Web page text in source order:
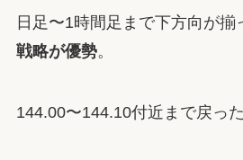
日足〜1時間足まで下方向が揃
戦略が優勢。
144.00〜144.10付近まで戻った